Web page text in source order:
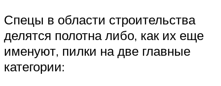
Спецы в области строительства
делятся полотна либо, как их еще
именуют, пилки на две главные
категории: